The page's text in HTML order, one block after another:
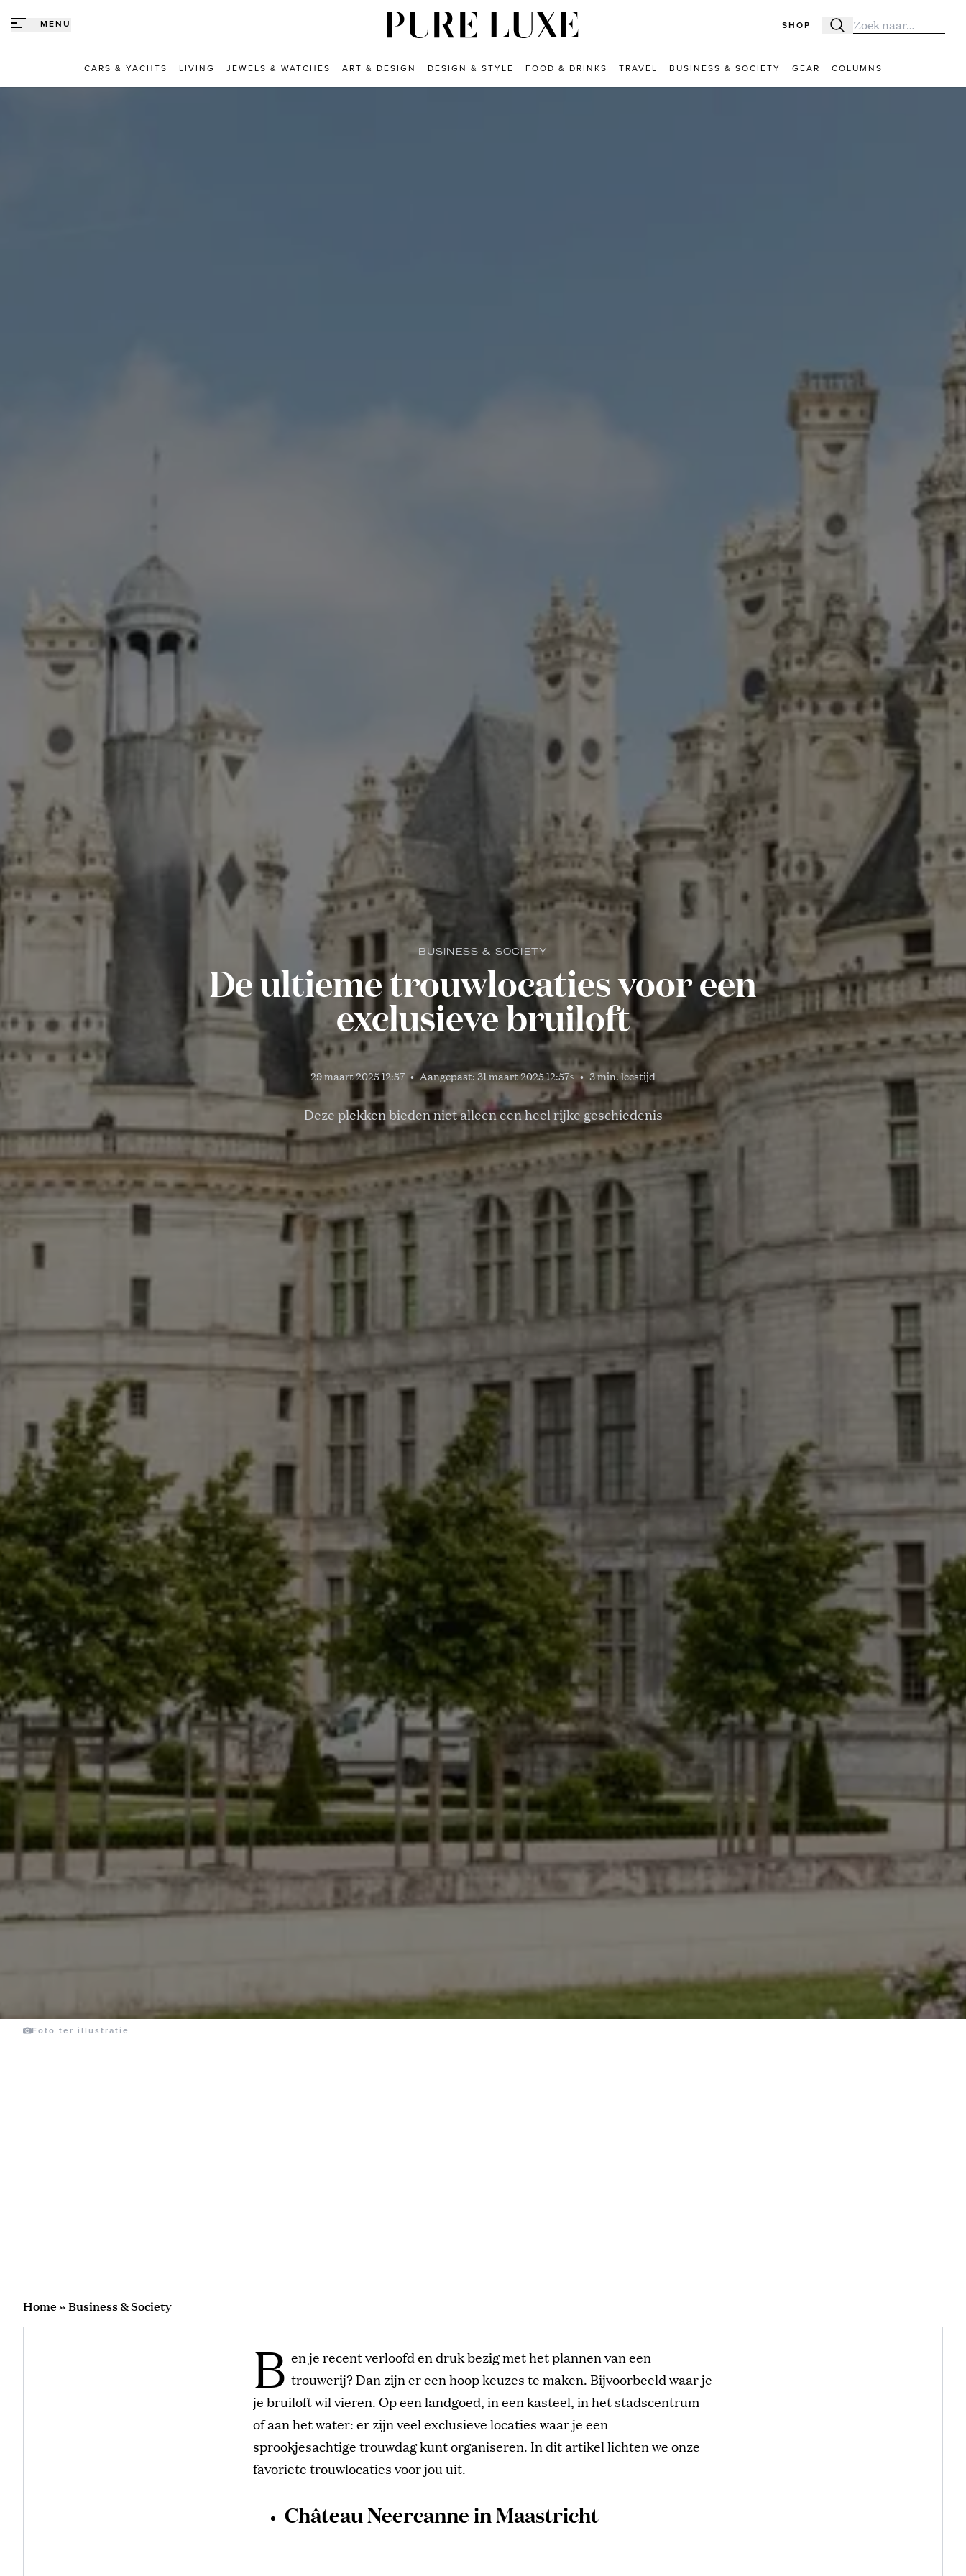
MENU SHOP Zoeken
Zoek naar:
CARS & YACHTS LIVING JEWELS & WATCHES ART & DESIGN DESIGN & STYLE FOOD & DRINKS TRAVEL BUSINESS & SOCIETY GEAR COLUMNS
BUSINESS & SOCIETY
De ultieme trouwlocaties voor een
exclusieve bruiloft
29 maart 2025 12:57 • Aangepast:31 maart 2025 12:57< • 3 min. leestijd
Deze plekken bieden niet alleen een heel rijke geschiedenis
Foto ter illustratie
Home»Business & Society
B en je recent verloofd en druk bezig met het plannen van een
trouwerij? Dan zijn er een hoop keuzes te maken. Bijvoorbeeld waar je
je bruiloft wil vieren. Op een landgoed, in een kasteel, in het stadscentrum
of aan het water: er zijn veel exclusieve locaties waar je een
sprookjesachtige trouwdag kunt organiseren. In dit artikel lichten we onze
favoriete trouwlocaties voor jou uit.
Château Neercanne in Maastricht